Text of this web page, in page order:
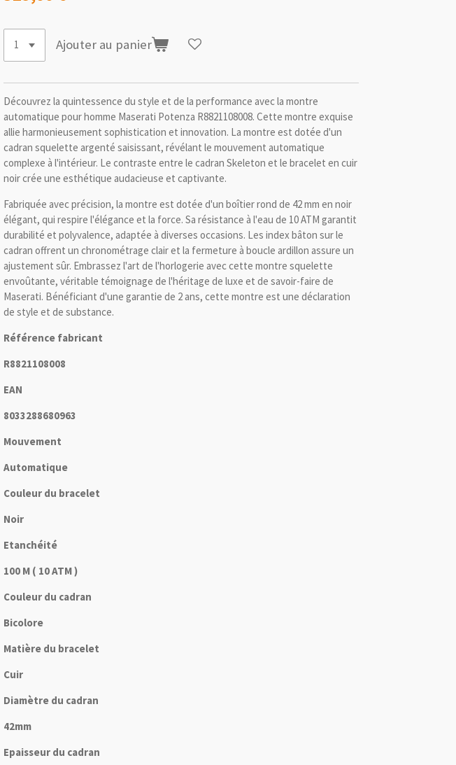
Ajouter au panier
Découvrez la quintessence du style et de la performance avec la montre
automatique pour homme Maserati Potenza R8821108008. Cette montre exquise
allie harmonieusement sophistication et innovation. La montre est dotée d'un
cadran squelette argenté saisissant, révélant le mouvement automatique
complexe à l'intérieur. Le contraste entre le cadran Skeleton et le bracelet en cuir
noir crée une esthétique audacieuse et captivante.
Fabriquée avec précision, la montre est dotée d'un boîtier rond de 42 mm en noir
élégant, qui respire l'élégance et la force. Sa résistance à l'eau de 10 ATM garantit
durabilité et polyvalence, adaptée à diverses occasions. Les index bâton sur le
cadran offrent un chronométrage clair et la fermeture à boucle ardillon assure un
ajustement sûr. Embrassez l'art de l'horlogerie avec cette montre squelette
envoûtante, véritable témoignage de l'héritage de luxe et de savoir-faire de
Maserati. Bénéficiant d'une garantie de 2 ans, cette montre est une déclaration
de style et de substance.
Référence fabricant
R8821108008
EAN
8033288680963
Mouvement
Automatique
Couleur du bracelet
Noir
Etanchéité
100 M ( 10 ATM )
Couleur du cadran
Bicolore
Matière du bracelet
Cuir
Diamètre du cadran
42mm
Epaisseur du cadran